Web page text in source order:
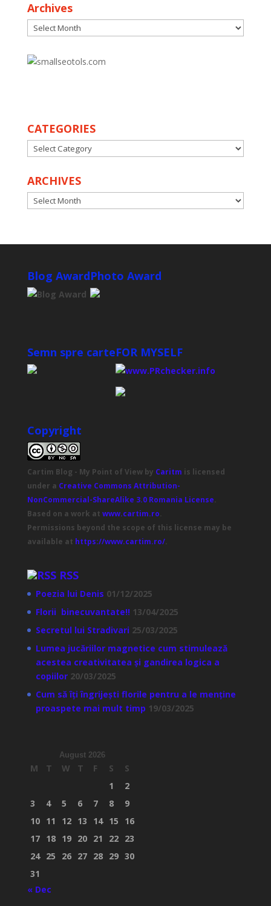
Archives
Archives
CATEGORIES
CATEGORIES
ARCHIVES
ARCHIVES
Blog AwardPhoto Award
Semn spre carteFOR MYSELF
Copyright
Cartim Blog - My Point of Viewby Caritm is licensed
under a Creative Commons Attribution-
NonCommercial-ShareAlike 3.0 Romania License.
Based on a work at www.cartim.ro.
Permissions beyond the scope of this license may be
available at https://www.cartim.ro/.
RSS
Poezia lui Denis 01/12/2025
Florii binecuvantate!! 13/04/2025
Secretul lui Stradivari 25/03/2025
Lumea jucăriilor magnetice cum stimulează
acestea creativitatea și gandirea logica a
copiilor 20/03/2025
Cum să îți îngrijești florile pentru a le menține
proaspete mai mult timp 19/03/2025
August 2026
M T W T F S
S
1
2
3
4 5 6 7 8
9
10 11 12 13 14 15
16
17 18 19 20 21 22 23
24 25 26 27 28 29 30
31
« Dec